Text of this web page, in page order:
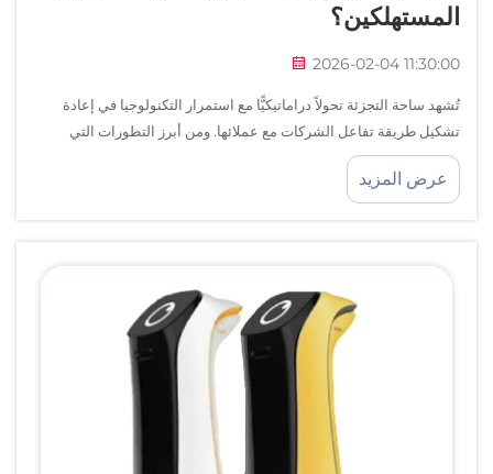
المستهلكين؟
2026-02-04 11:30:00
تُشهد ساحة التجزئة تحولاً دراماتيكيًّا مع استمرار التكنولوجيا في إعادة
تشكيل طريقة تفاعل الشركات مع عملائها. ومن أبرز التطورات التي
ظهرت في السنوات الأخيرة، برزت الروبوتات التجارية كأدوات فعّالة
وممتعة...
عرض المزيد